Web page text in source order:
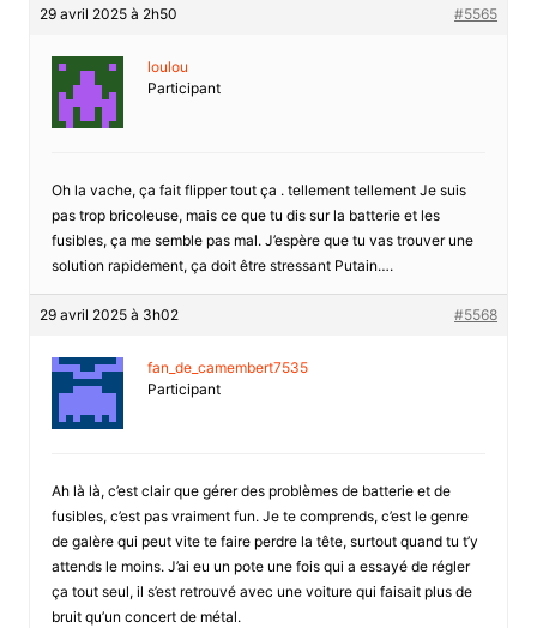
29 avril 2025 à 2h50 #5565
loulou
Participant
Oh la vache, ça fait flipper tout ça . tellement tellement Je suis
pas trop bricoleuse, mais ce que tu dis sur la batterie et les
fusibles, ça me semble pas mal. J’espère que tu vas trouver une
solution rapidement, ça doit être stressant Putain….
29 avril 2025 à 3h02 #5568
fan_de_camembert7535
Participant
Ah là là, c’est clair que gérer des problèmes de batterie et de
fusibles, c’est pas vraiment fun. Je te comprends, c’est le genre
de galère qui peut vite te faire perdre la tête, surtout quand tu t’y
attends le moins. J’ai eu un pote une fois qui a essayé de régler
ça tout seul, il s’est retrouvé avec une voiture qui faisait plus de
bruit qu’un concert de métal.